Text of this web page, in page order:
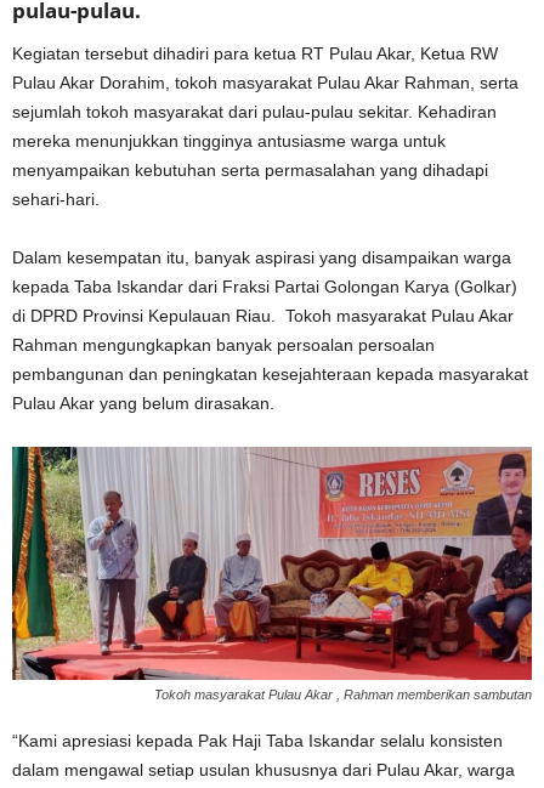
pulau-pulau.
Kegiatan tersebut dihadiri para ketua RT Pulau Akar, Ketua RW
Pulau Akar Dorahim, tokoh masyarakat Pulau Akar Rahman, serta
sejumlah tokoh masyarakat dari pulau-pulau sekitar. Kehadiran
mereka menunjukkan tingginya antusiasme warga untuk
menyampaikan kebutuhan serta permasalahan yang dihadapi
sehari-hari.
Dalam kesempatan itu, banyak aspirasi yang disampaikan warga
kepada Taba Iskandar dari Fraksi Partai Golongan Karya (Golkar)
di DPRD Provinsi Kepulauan Riau. Tokoh masyarakat Pulau Akar
Rahman mengungkapkan banyak persoalan persoalan
pembangunan dan peningkatan kesejahteraan kepada masyarakat
Pulau Akar yang belum dirasakan.
Tokoh masyarakat Pulau Akar , Rahman memberikan sambutan
“Kami apresiasi kepada Pak Haji Taba Iskandar selalu konsisten
dalam mengawal setiap usulan khususnya dari Pulau Akar, warga